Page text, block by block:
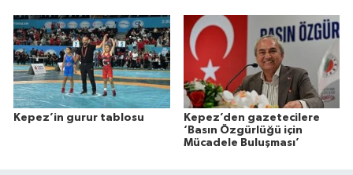
Kepez’in gurur tablosu
Kepez’den gazetecilere
‘Basın Özgürlüğü için
Mücadele Buluşması’